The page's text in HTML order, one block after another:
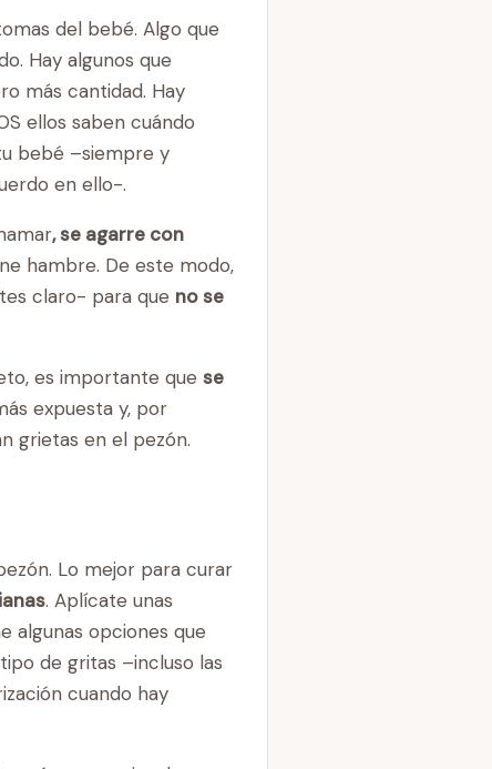
del bebé. Algo que
Hay algunos que
más cantidad. Hay
ellos saben cuándo
bebé –siempre y
en ello-.
, se agarre con
hambre. De este modo,
claro- para que no se
es importante que se
expuesta y, por
grietas en el pezón.
Lo mejor para curar
. Aplícate unas
algunas opciones que
de gritas –incluso las
cuando hay